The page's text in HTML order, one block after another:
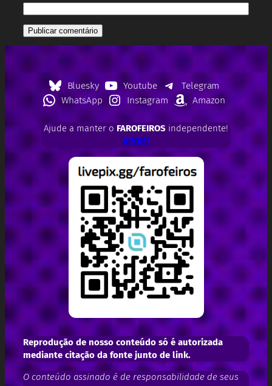
Bluesky Youtube
Telegram
WhatsApp
Instagram Amazon
Ajude a manter o FAROFEIROSindependente!
APOIE!
Reprodução de nosso conteúdo só é autorizada
mediante citação da fonte junto de link.
O conteúdo assinado é de responsabilidade de seus